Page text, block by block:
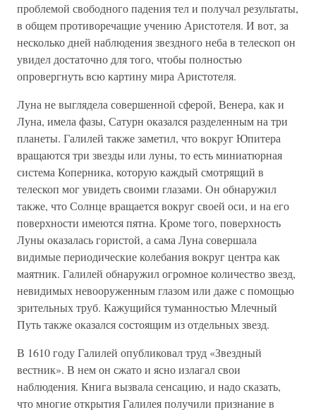
проблемой свободного падения тел и получал результаты,
в общем противоречащие учению Аристотеля. И вот, за
несколько дней наблюдения звездного неба в телескоп он
увидел достаточно для того, чтобы полностью
опровергнуть всю картину мира Аристотеля.
Луна не выглядела совершенной сферой, Венера, как и
Луна, имела фазы, Сатурн оказался разделенным на три
планеты. Галилей также заметил, что вокруг Юпитера
вращаются три звезды или луны, то есть миниатюрная
система Коперника, которую каждый смотрящий в
телескоп мог увидеть своими глазами. Он обнаружил
также, что Солнце вращается вокруг своей оси, и на его
поверхности имеются пятна. Кроме того, поверхность
Луны оказалась гористой, а сама Луна совершала
видимые периодические колебания вокруг центра как
маятник. Галилей обнаружил огромное количество звезд,
невидимых невооруженным глазом или даже с помощью
зрительных труб. Кажущийся туманностью Млечный
Путь также оказался состоящим из отдельных звезд.
В 1610 году Галилей опубликовал труд «Звездный
вестник». В нем он сжато и ясно излагал свои
наблюдения. Книга вызвала сенсацию, и надо сказать,
что многие открытия Галилея получили признание в